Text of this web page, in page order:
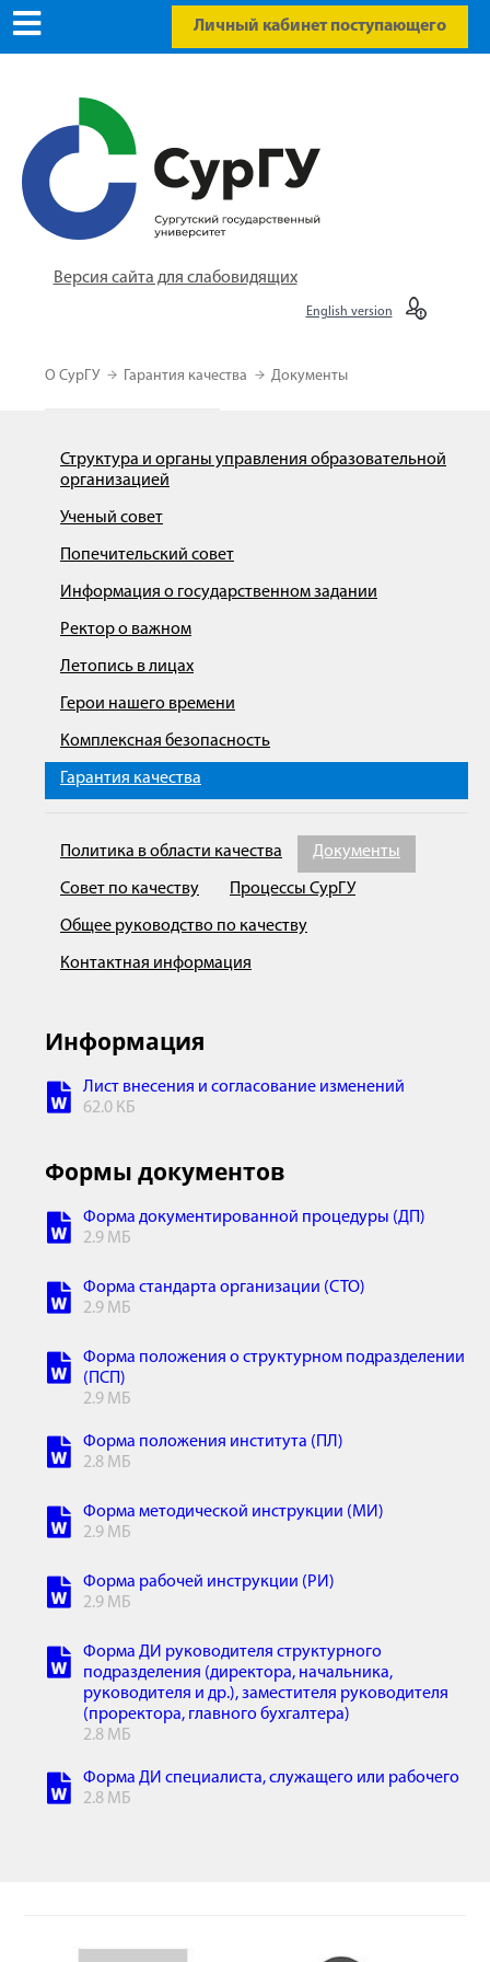
Личный кабинет поступающего
Версия сайта для слабовидящих
English version
О СурГУ Гарантия качества Документы
Структура и органы управления образовательной
организацией
Ученый совет
Попечительский совет
Информация о государственном задании
Ректор о важном
Летопись в лицах
Герои нашего времени
Комплексная безопасность
Гарантия качества
Политика в области качества Документы
Совет по качеству Процессы СурГУ
Общее руководство по качеству
Контактная информация
Информация
Лист внесения и согласование изменений
62.0 КБ
Формы документов
Форма документированной процедуры (ДП)
2.9 МБ
Форма стандарта организации (СТО)
2.9 МБ
Форма положения о структурном подразделении
(ПСП)
2.9 МБ
Форма положения института (ПЛ)
2.8 МБ
Форма методической инструкции (МИ)
2.9 МБ
Форма рабочей инструкции (РИ)
2.9 МБ
Форма ДИ руководителя структурного
подразделения (директора, начальника,
руководителя и др.), заместителя руководителя
(проректора, главного бухгалтера)
2.8 МБ
Форма ДИ специалиста, служащего или рабочего
2.8 МБ